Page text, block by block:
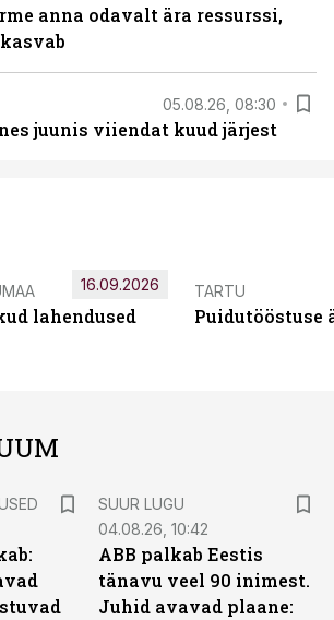
anna odavalt ära ressurssi,
05.08.26, 08:30
juunis viiendat kuud järjest
lahendused
16.09.2026 TARTU
Puidutööstuse
SUUR LUGU
04.08.26, 10:42
ABB palkab Eestis
tänavu veel 90 inimest.
Juhid avavad plaane: